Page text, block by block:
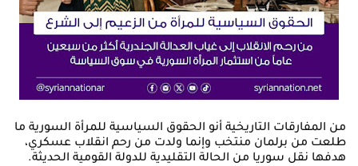
من المفارقات التاريخية أنو الحقوق السياسية للمرأة السورية ما
طلعت من برلمان منتخب وإنما ولدت من رحم انقلاب عسكري،
هدفها نقل سوريا من الحالة التقليدية للدولة القومية الحديثة.